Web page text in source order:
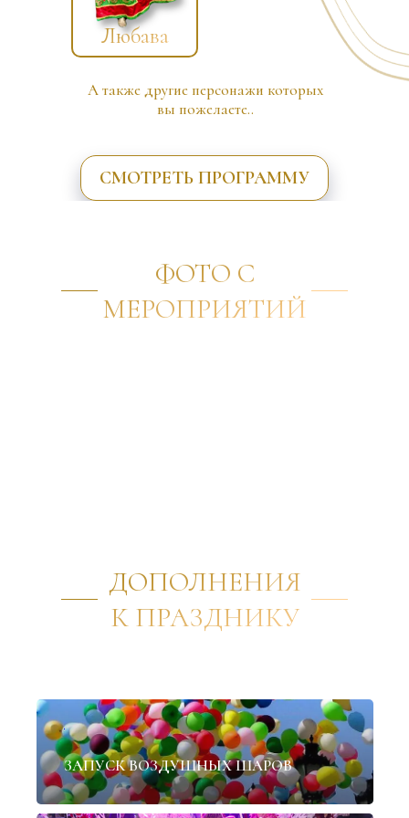
Любава
А также другие персонажи которых
вы пожелаете..
СМОТРЕТЬ ПРОГРАММУ
ФОТО С
МЕРОПРИЯТИЙ
ДОПОЛНЕНИЯ
К ПРАЗДНИКУ
ЗАПУСК ВОЗДУШНЫХ ШАРОВ